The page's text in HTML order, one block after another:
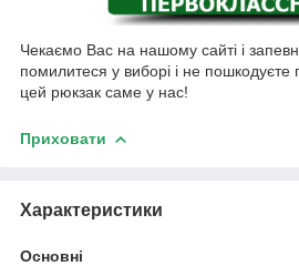
Чекаємо Вас на нашому сайті і
помилитеся у виборі і не
цей рюкзак саме у нас!
Приховати
Характеристики
Основні